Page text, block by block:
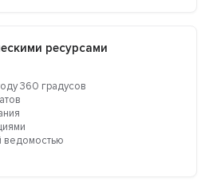
ресурсами
360 градусов
ведомостью